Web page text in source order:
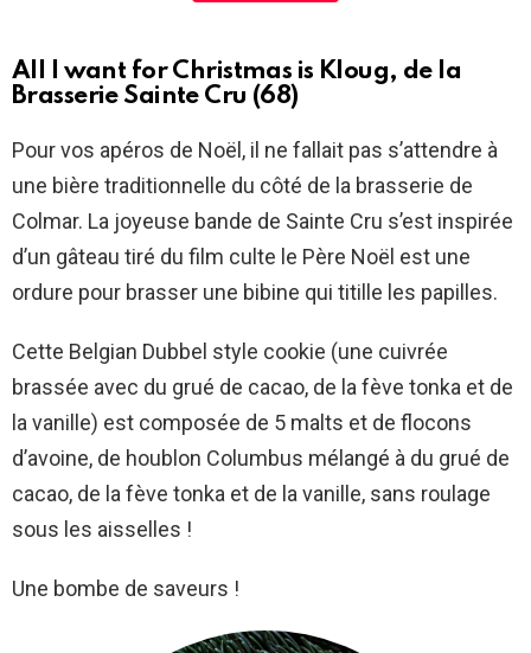
All I want for Christmas is Kloug, de la
Brasserie Sainte Cru (68)
Pour vos apéros de Noël, il ne fallait pas s’attendre à
une bière traditionnelle du côté de la brasserie de
Colmar. La joyeuse bande de Sainte Cru s’est inspirée
d’un gâteau tiré du film culte le Père Noël est une
ordure pour brasser une bibine qui titille les papilles.
Cette Belgian Dubbel style cookie (une cuivrée
brassée avec du grué de cacao, de la fève tonka et de
la vanille) est composée de 5 malts et de flocons
d’avoine, de houblon Columbus mélangé à du grué de
cacao, de la fève tonka et de la vanille, sans roulage
sous les aisselles !
Une bombe de saveurs !